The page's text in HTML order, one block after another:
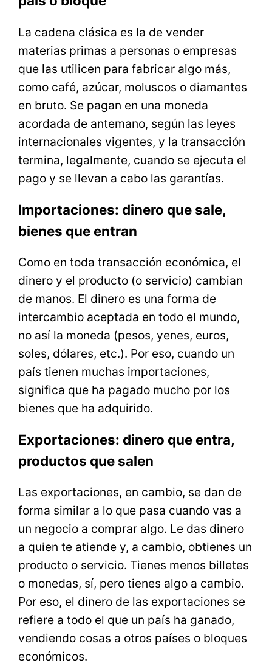
La cadena clásica es la de vender
materias primas a personas o empresas
que las utilicen para fabricar algo más,
como café, azúcar, moluscos o diamantes
en bruto. Se pagan en una moneda
acordada de antemano, según las leyes
internacionales vigentes, y la transacción
termina, legalmente, cuando se ejecuta el
pago y se llevan a cabo las garantías.
Importaciones: dinero que sale,
bienes que entran
Como en toda transacción económica, el
dinero y el producto (o servicio) cambian
de manos. El dinero es una forma de
intercambio aceptada en todo el mundo,
no así la moneda (pesos, yenes, euros,
soles, dólares, etc.). Por eso, cuando un
país tienen muchas importaciones,
significa que ha pagado mucho por los
bienes que ha adquirido.
Exportaciones: dinero que entra,
productos que salen
Las exportaciones, en cambio, se dan de
forma similar a lo que pasa cuando vas a
un negocio a comprar algo. Le das dinero
a quien te atiende y, a cambio, obtienes un
producto o servicio. Tienes menos billetes
o monedas, sí, pero tienes algo a cambio.
Por eso, el dinero de las exportaciones se
refiere a todo el que un país ha ganado,
vendiendo cosas a otros países o bloques
económicos.